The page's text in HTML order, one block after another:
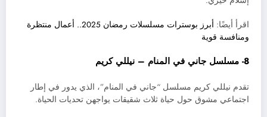
اقرأ أيضًا:
أبرز بوسترات مسلسلات رمضان 2025.. أعمال منتظرة
ومنافسة قوية
8- مسلسل جاني في المنام – نيللي كريم
تقدم نيللي كريم مسلسل “جاني في المنام”، الذي يدور في إطار
اجتماعي مشوق حول حياة ثلاث شقيقات يواجهن تحديات الحياة.